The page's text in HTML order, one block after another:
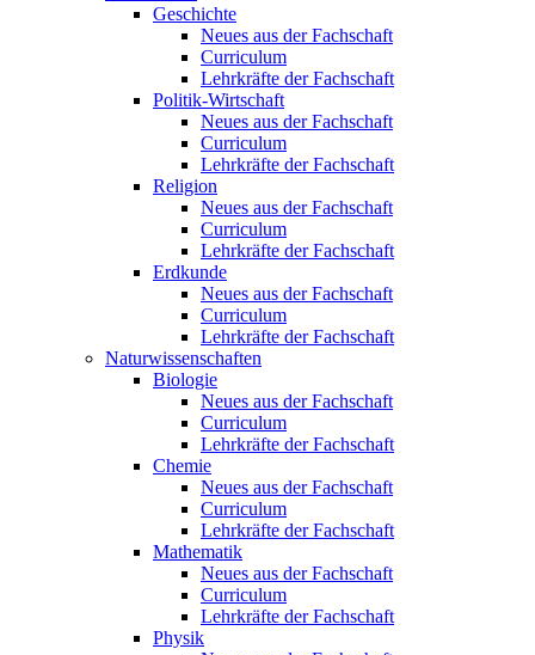
Geschichte
Neues aus der Fachschaft
Curriculum
Lehrkräfte der Fachschaft
Politik-Wirtschaft
Neues aus der Fachschaft
Curriculum
Lehrkräfte der Fachschaft
Religion
Neues aus der Fachschaft
Curriculum
Lehrkräfte der Fachschaft
Erdkunde
Neues aus der Fachschaft
Curriculum
Lehrkräfte der Fachschaft
Naturwissenschaften
Biologie
Neues aus der Fachschaft
Curriculum
Lehrkräfte der Fachschaft
Chemie
Neues aus der Fachschaft
Curriculum
Lehrkräfte der Fachschaft
Mathematik
Neues aus der Fachschaft
Curriculum
Lehrkräfte der Fachschaft
Physik